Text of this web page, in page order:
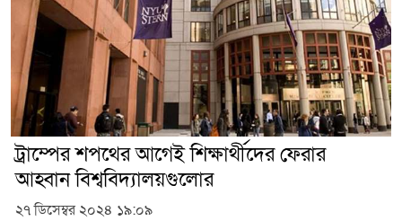
ট্রাম্পের শপথের আগেই শিক্ষার্থীদের ফেরার
আহ্বান বিশ্ববিদ্যালয়গুলোর
২৭ ডিসেম্বর ২০২৪ ১৯:০৯